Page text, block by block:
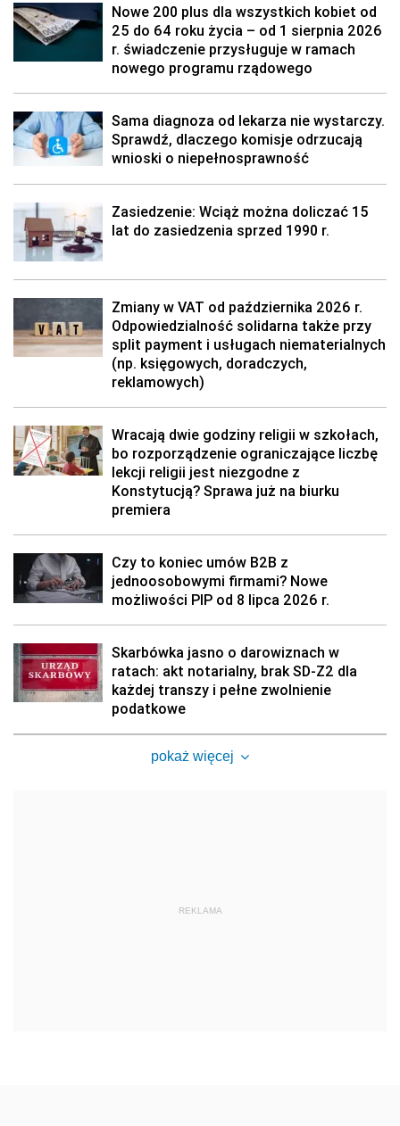
Nowe 200 plus dla wszystkich kobiet od
25 do 64 roku życia – od 1 sierpnia 2026
r. świadczenie przysługuje w ramach
nowego programu rządowego
Sama diagnoza od lekarza nie wystarczy.
Sprawdź, dlaczego komisje odrzucają
wnioski o niepełnosprawność
Zasiedzenie: Wciąż można doliczać 15
lat do zasiedzenia sprzed 1990 r.
Zmiany w VAT od października 2026 r.
Odpowiedzialność solidarna także przy
split payment i usługach niematerialnych
(np. księgowych, doradczych,
reklamowych)
Wracają dwie godziny religii w szkołach,
bo rozporządzenie ograniczające liczbę
lekcji religii jest niezgodne z
Konstytucją? Sprawa już na biurku
premiera
Czy to koniec umów B2B z
jednoosobowymi firmami? Nowe
możliwości PIP od 8 lipca 2026 r.
Skarbówka jasno o darowiznach w
ratach: akt notarialny, brak SD-Z2 dla
każdej transzy i pełne zwolnienie
podatkowe
pokaż więcej
REKLAMA